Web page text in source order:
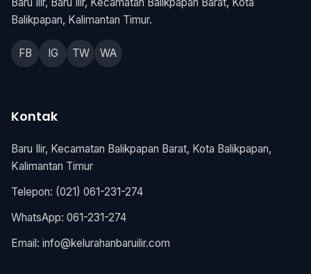
Balikpapan, Kalimantan Timur.
FB IG TW WA
Kontak
Baru Ilir, Kecamatan Balikpapan Barat, Kota Balikpapan,
Kalimantan Timur
Telepon: (021) 061-231-274
WhatsApp: 061-231-274
Email: info@kelurahanbaruilir.com